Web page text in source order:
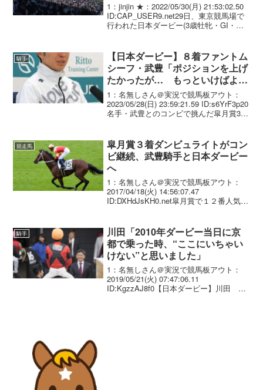
1：jinjin ★：2022/05/30(月) 21:53:02.50
ID:CAP_USER9.net29日、東京競馬場で
行われた日本ダービー(3歳牡牝・GI・芝
騎手
【日本ダービー】８着ファントム
シーフ・武豊「ポジションを上げ
たかったが… もっといけばよか
った。勇気が足りなった」
1：名無しさん＠実況で競馬板アウト：
2023/05/28(日) 23:59:21.59 ID:s6YrF3p20
名手・武豊とのコンビで挑んだ皐月賞3着
最多7勝目を狙っ...
競走馬
皐月賞３着ダンビュライトがコン
ビ継続、武豊騎手と日本ダービー
へ
1：名無しさん＠実況で競馬板アウト：
2017/04/18(火) 14:56:07.47
ID:DXHdJsKH0.net皐月賞で１２番人気な
き武豊騎手（４８）＝栗東・フ...
騎手
川田「2010年ダービー当日に京
都で乗った時、“ここにいちゃい
けない”と思いました」
1：名無しさん＠実況で競馬板アウト：
2019/05/21(火) 07:47:06.11
ID:KgzzAJ8f0【日本ダービー】川田 令